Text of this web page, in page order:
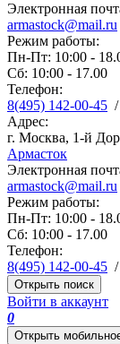
Электронная
armastock@mail.ru
Режим работы:
Пн-Пт: 10:00 -
Сб: 10:00 - 17.00
Телефон:
8(495) 142-00-45 /
Адрес:
г. Москва, 1-й
Армасток
Электронная
armastock@mail.ru
Режим работы:
Пн-Пт: 10:00 -
Сб: 10:00 - 17.00
Телефон:
8(495) 142-00-45 /
Открыть поиск
Войти в аккаунт
0
Открыть